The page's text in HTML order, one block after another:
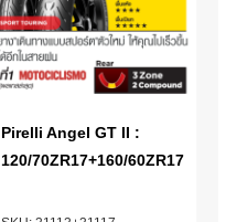
Pirelli Angel GT II :
120/70ZR17+160/60ZR17